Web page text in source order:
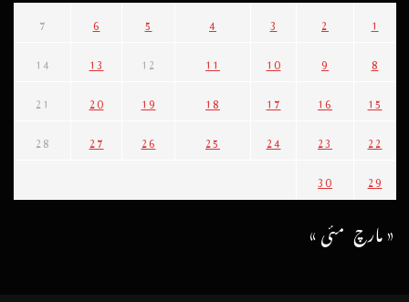
1
2
3
4
5
6
7
8
9
10
11
12
13
14
15
16
17
18
19
20
21
22
23
24
25
26
27
28
29
30
« مارچ مئی »